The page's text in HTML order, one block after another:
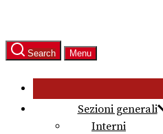
Search Menu
Sezioni generali
Interni